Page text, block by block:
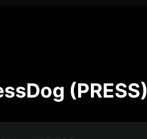
(PRESS)